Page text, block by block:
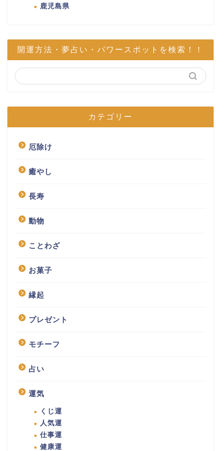
鹿児島県
開運方法・夢占い・パワースポットを検索！！
カテゴリー
厄除け
癒やし
長寿
動物
ことわざ
お菓子
縁起
プレゼント
モチーフ
占い
運気
くじ運
人気運
仕事運
健康運